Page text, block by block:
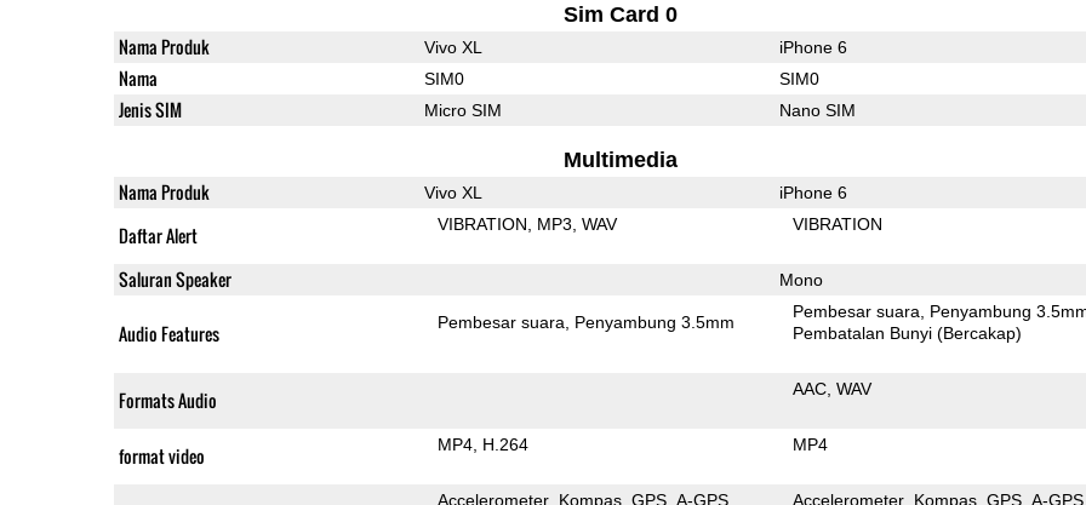
Sim Card 0
Nama Produk Vivo XL iPhone 6
Nama SIM0 SIM0
Jenis SIM Micro SIM Nano SIM
Multimedia
Nama Produk Vivo XL iPhone 6
Daftar Alert VIBRATION MP3 WAV VIBRATION
Saluran Speaker Mono
Audio Features Pembesar suara Penyambung 3.5mm
Pembesar suara
Penyambung
Pembatalan Bunyi (Bercakap)
Formats Audio AAC WAV
format video MP4 H.264 MP4
Accelerometer Kompas GPS A-GPS Accelerometer Kompas GPS A-GPS